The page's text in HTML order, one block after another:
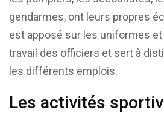
gendarmes, ont leurs propres
est apposé sur les uniformes
travail des officiers et sert à
les différents emplois.
Les activités